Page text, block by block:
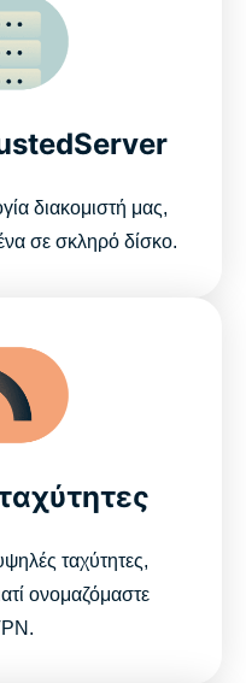
διακομιστή μας,
σε σκληρό δίσκο.
ταχύτητες,
ονομαζόμαστε